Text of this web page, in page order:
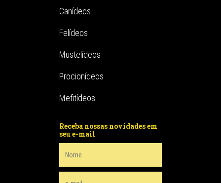
Canídeos
Felídeos
Mustelídeos
Procionídeos
Mefitídeos
Receba nossas novidades em
seu e-mail